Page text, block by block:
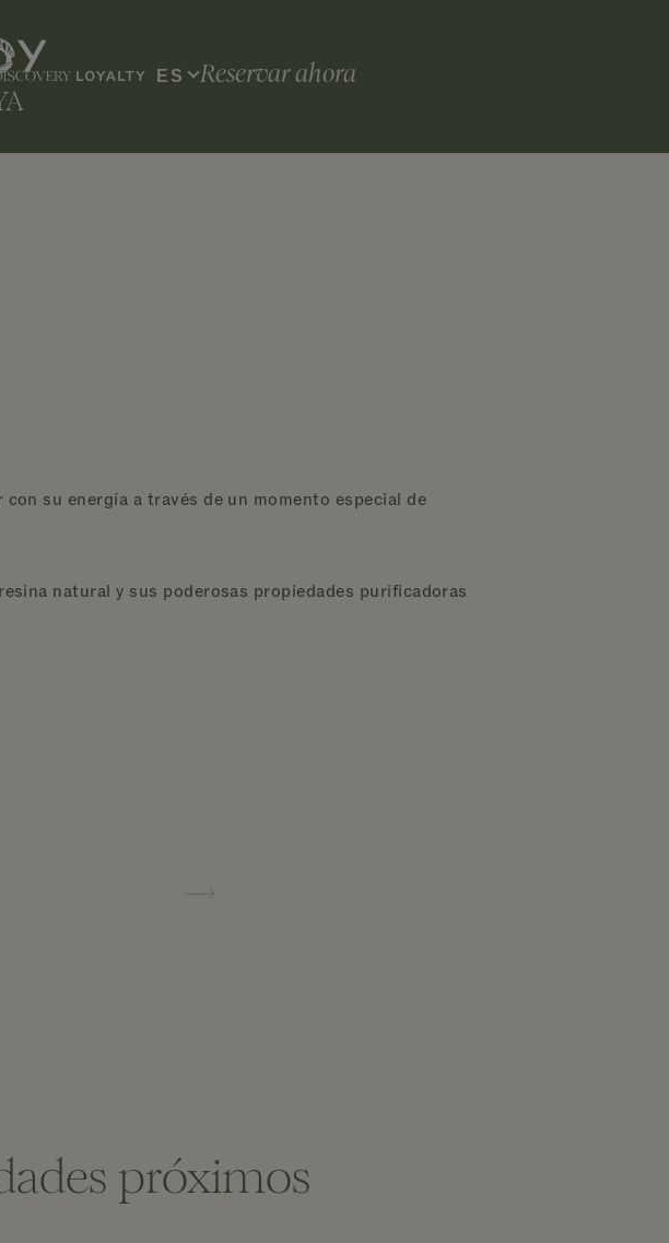
ES Reservar ahora
su energía a través de un momento especial de
natural y sus poderosas propiedades purificadoras
próximos